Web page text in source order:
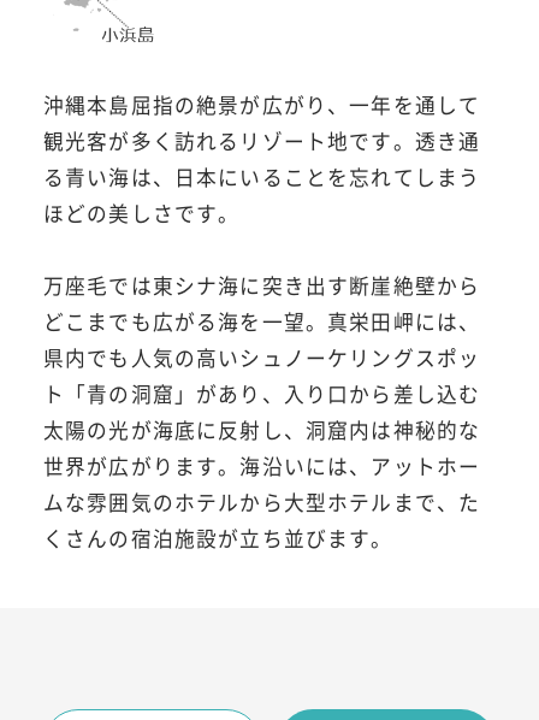
沖縄本島屈指の絶景が広がり、一年を通して
観光客が多く訪れるリゾート地です。透き通
る青い海は、日本にいることを忘れてしまう
ほどの美しさです。
万座毛では東シナ海に突き出す断崖絶壁から
どこまでも広がる海を一望。真栄田岬には、
県内でも人気の高いシュノーケリングスポッ
ト「青の洞窟」があり、入り口から差し込む
太陽の光が海底に反射し、洞窟内は神秘的な
世界が広がります。海沿いには、アットホー
ムな雰囲気のホテルから大型ホテルまで、た
くさんの宿泊施設が立ち並びます。